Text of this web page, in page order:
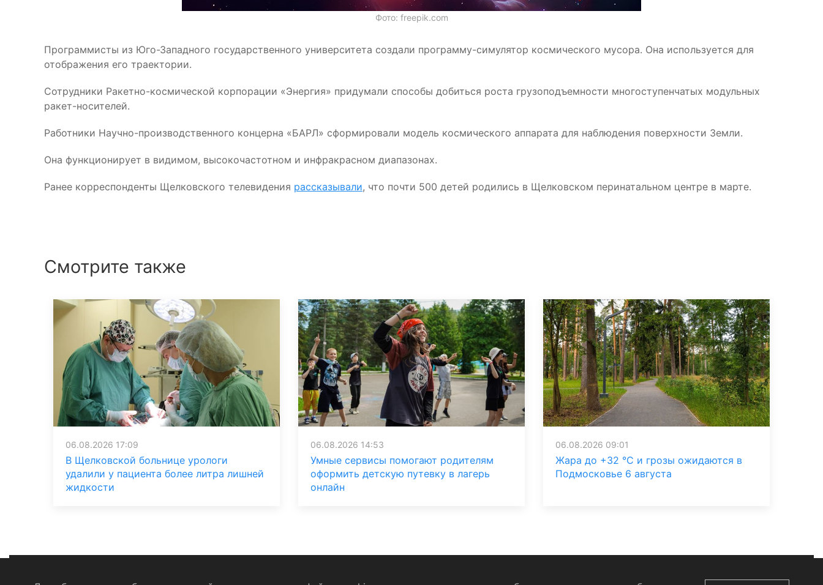
Фото: freepik.com
Программисты из Юго-Западного государственного университета создали программу-симулятор космического мусора. Она используется для
отображения его траектории.
Сотрудники Ракетно-космической корпорации «Энергия» придумали способы добиться роста грузоподъемности многоступенчатых модульных
ракет-носителей.
Работники Научно-производственного концерна «БАРЛ» сформировали модель космического аппарата для наблюдения поверхности Земли.
Она функционирует в видимом, высокочастотном и инфракрасном диапазонах.
Ранее корреспонденты Щелковского телевидения рассказывали, что почти 500 детей родились в Щелковском перинатальном центре в марте.
Смотрите также
06.08.2026 17:09
В Щелковской больнице урологи
удалили у пациента более литра лишней
жидкости
06.08.2026 14:53
Умные сервисы помогают родителям
оформить детскую путевку в лагерь
онлайн
06.08.2026 09:01
Жара до +32 °C и грозы ожидаются в
Подмосковье 6 августа